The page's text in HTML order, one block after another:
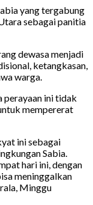
yang tergabung
sebagai panitia
dewasa menjadi
ketangkasan,
warga.
perayaan ini tidak
mempererat
ini sebagai
Sabia.
hari ini, dengan
meninggalkan
Minggu